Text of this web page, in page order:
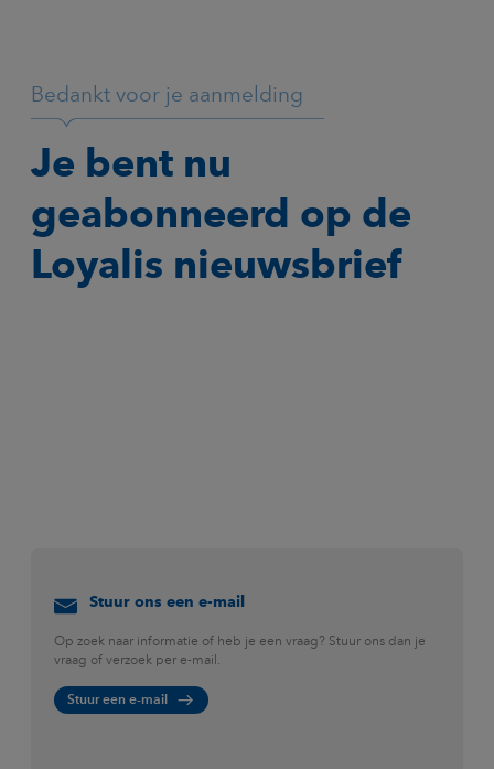
Bedankt voor je aanmelding
Je bent nu
geabonneerd op de
Loyalis nieuwsbrief
Stuur ons een e-mail
Op zoek naar informatie of heb je een vraag? Stuur ons dan je
vraag of verzoek per e-mail.
Stuur een e-mail